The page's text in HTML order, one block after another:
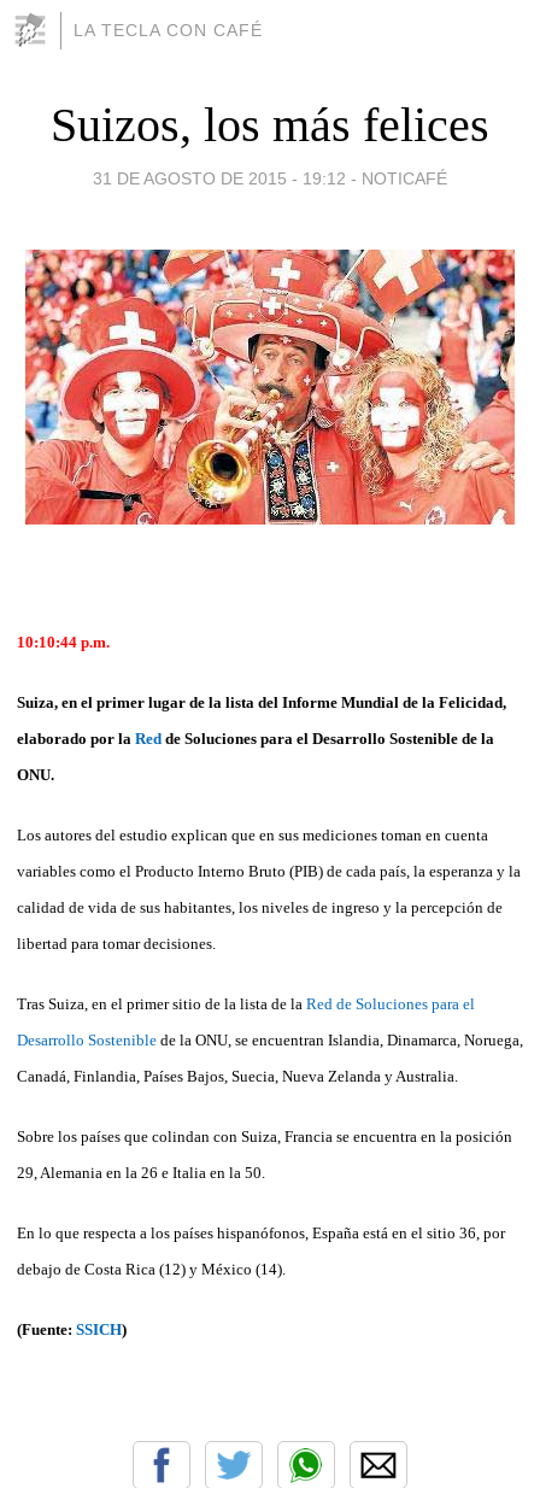
LA TECLA CON CAFÉ
Suizos, los más felices
31 DE AGOSTO DE 2015 - 19:12 - NOTICAFÉ
10:10:44 p.m.
Suiza, en el primer lugar de la lista del Informe Mundial de la Felicidad,
elaborado por la Red de Soluciones para el Desarrollo Sostenible de la
ONU.
Los autores del estudio explican que en sus mediciones toman en cuenta
variables como el Producto Interno Bruto (PIB) de cada país, la esperanza y la
calidad de vida de sus habitantes, los niveles de ingreso y la percepción de
libertad para tomar decisiones.
Tras Suiza, en el primer sitio de la lista de la Red de Soluciones para el
Desarrollo Sostenible de la ONU, se encuentran Islandia, Dinamarca, Noruega,
Canadá, Finlandia, Países Bajos, Suecia, Nueva Zelanda y Australia.
Sobre los países que colindan con Suiza, Francia se encuentra en la posición
29, Alemania en la 26 e Italia en la 50.
En lo que respecta a los países hispanófonos, España está en el sitio 36, por
debajo de Costa Rica (12) y México (14).
(Fuente: SSICH)